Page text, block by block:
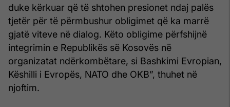
duke kërkuar që të shtohen presionet ndaj palës
tjetër për të përmbushur obligimet që ka marrë
gjatë viteve në dialog. Këto obligime përfshijnë
integrimin e Republikës së Kosovës në
organizatat ndërkombëtare, si Bashkimi Evropian,
Këshilli i Evropës, NATO dhe OKB”, thuhet në
njoftim.